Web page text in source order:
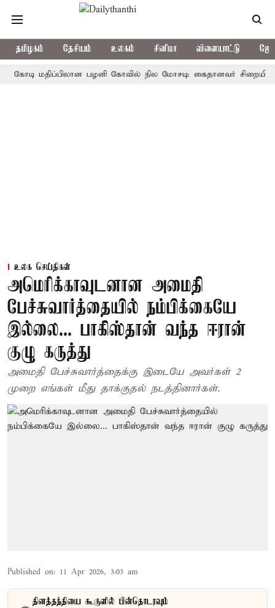
தமிழகம் தேசியம் உலகம் சினிமா விளையாட்டு
மதிப்பிலான பழனி கோவில் நில மோசடி: கைதானவர் சிறையில்
உலக செய்திகள்
அமெரிக்காவுடனான அமைதி
பேச்சுவார்த்தையில் நம்பிக்கையே
இல்லை... பாகிஸ்தான் வந்த ஈரான்
குழு கருத்து
அமைதி பேச்சுவார்த்தைக்கு இடையே அவர்கள் 2
முறை எங்கள் மீது தாக்குதல் நடத்தினார்கள்.
Published on: 11 Apr 2026, 3:03 am
தினத்தந்தியை கூகுளில் பின்தொடரவும்